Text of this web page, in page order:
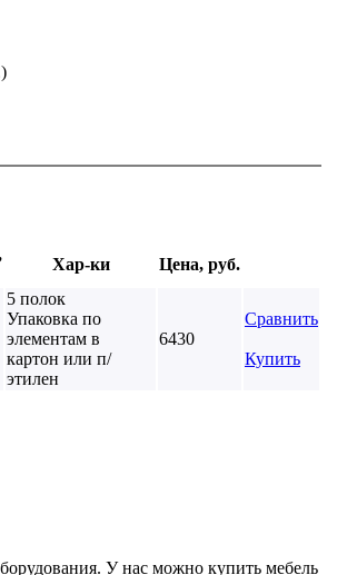
Хар-ки Цена, руб.
5 полок
Упаковка по
элементам в
картон или п/
этилен
6430
Сравнить
Купить
У нас можно купить мебель